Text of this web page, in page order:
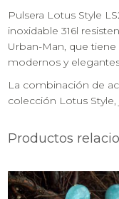
Pulsera Lotus Style
inoxidable 316l
Urban-Man, que
modernos y
La combinación de
colección Lotus
Productos